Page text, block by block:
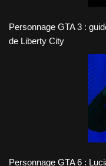
Personnage GTA 3 :
de Liberty City
Personnage GTA 6 :